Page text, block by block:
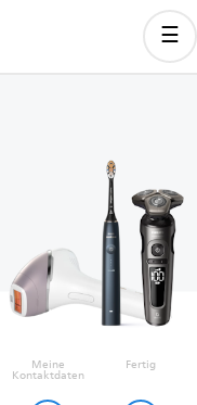
Meine
Kontaktdaten
Fertig